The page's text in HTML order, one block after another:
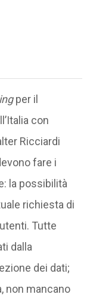
per il
con
Ricciardi
fare i
la possibilità
richiesta di
Tutte
dalla
dei dati;
non mancano